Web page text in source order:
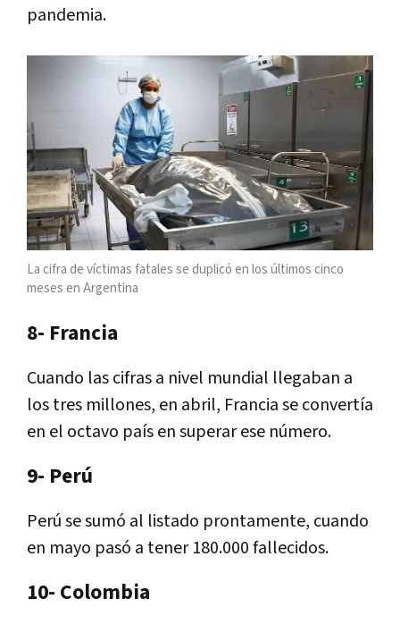
pandemia.
La cifra de víctimas fatales se duplicó en los últimos cinco
meses en Argentina
8- Francia
Cuando las cifras a nivel mundial llegaban a
los tres millones, en abril, Francia se convertía
en el octavo país en superar ese número.
9- Perú
Perú se sumó al listado prontamente, cuando
en mayo pasó a tener 180.000 fallecidos.
10- Colombia